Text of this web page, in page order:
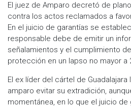
El juez de Amparo decretó de
contra los actos reclamados a
En el juicio de garantías se
responsable debe de emitir un
señalamientos y el cumplimiento
protección en un lapso no mayor a
El ex líder del cártel de
amparo evitar su extradición,
momentánea, en lo que el juicio de